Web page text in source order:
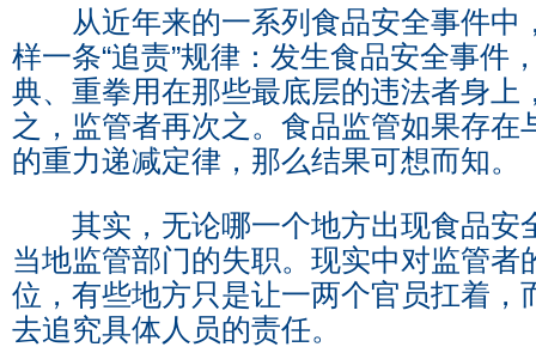
从近年来的一系列食品安全事件中
样一条“追责”规律：发生食品安全事件
典、重拳用在那些最底层的违法者身上
之，监管者再次之。食品监管如果存在
的重力递减定律，那么结果可想而知。
其实，无论哪一个地方出现食品安
当地监管部门的失职。现实中对监管者
位，有些地方只是让一两个官员扛着，
去追究具体人员的责任。